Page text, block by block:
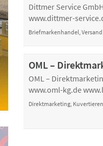
Dittmer Service GmbH
www.dittmer-
Briefmarkenhandel,
OML –
OML –
www.oml-kg.de
Direktmarketing,